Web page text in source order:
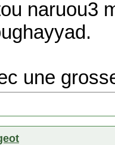
naruou3
une